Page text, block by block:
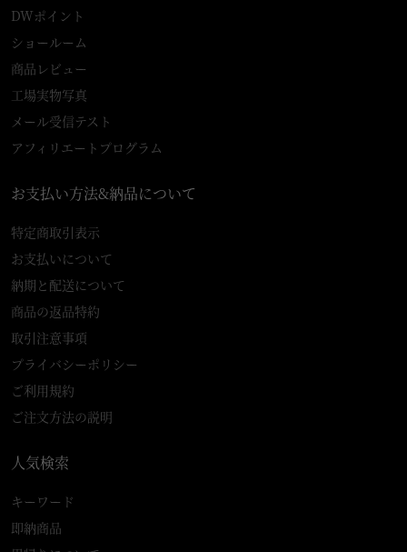
DWポイント
ショールーム
商品レビュー
工場実物写真
メール受信テスト
アフィリエートプログラム
お支払い方法&納品について
特定商取引表示
お支払いについて
納期と配送について
商品の返品特約
取引注意事項
プライバシーポリシー
ご利用規約
ご注文方法の説明
人気検索
キーワード
即納商品